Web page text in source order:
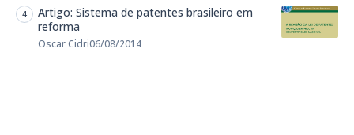
Artigo: Sistema de patentes brasileiro em
reforma
Oscar Cidri06/08/2014